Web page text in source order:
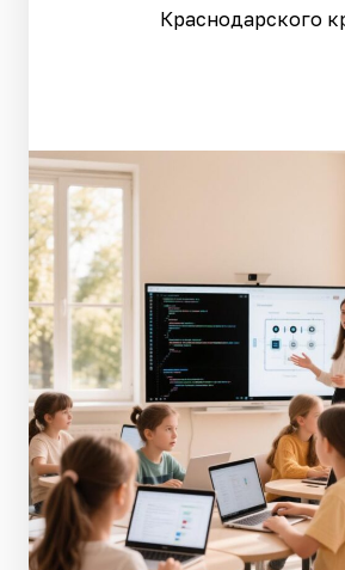
Краснодарского